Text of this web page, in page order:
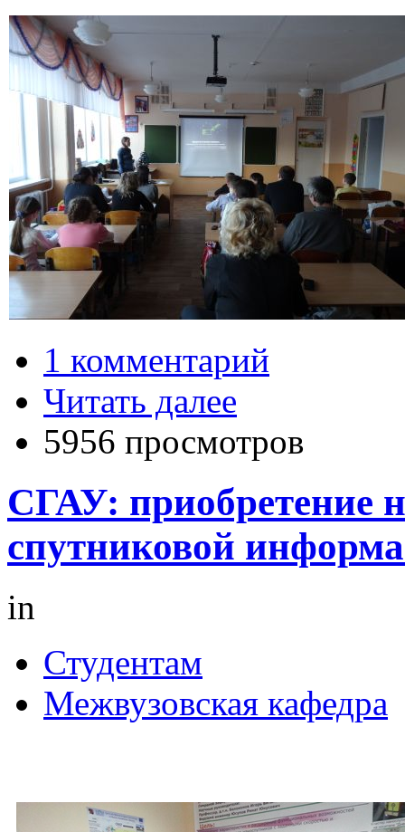
1 комментарий
Читать далее
5956 просмотров
СГАУ: приобретение
спутниковой
in
Студентам
Межвузовская кафедра